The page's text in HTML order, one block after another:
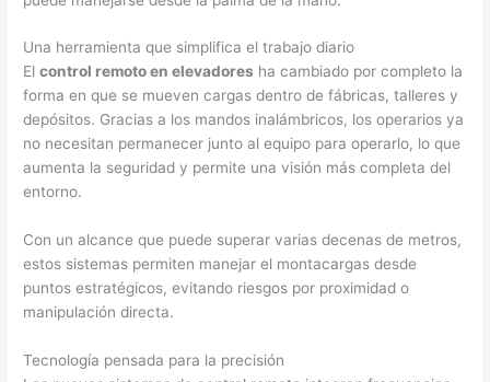
Una herramienta que simplifica el trabajo diario
Elcontrol remoto en elevadores ha cambiado por completo la
forma en que se mueven cargas dentro de fábricas, talleres y
depósitos. Gracias a los mandos inalámbricos, los operarios ya
no necesitan permanecer junto al equipo para operarlo, lo que
aumenta la seguridad y permite una visión más completa del
entorno.
Con un alcance que puede superar varias decenas de metros,
estos sistemas permiten manejar el montacargas desde
puntos estratégicos, evitando riesgos por proximidad o
manipulación directa.
Tecnología pensada para la precisión